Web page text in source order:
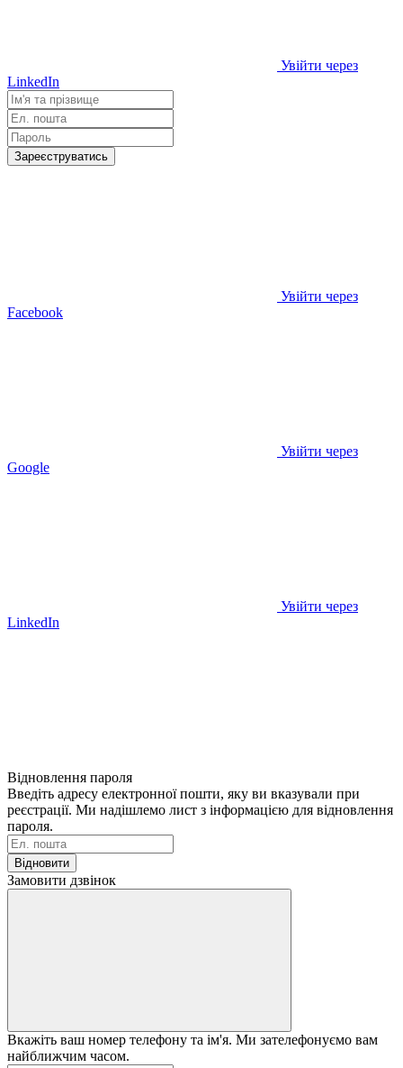
Увійти через
LinkedIn
Зареєструватись
Увійти через
Facebook
Увійти через
Google
Увійти через
LinkedIn
Відновлення пароля
Введіть адресу електронної пошти, яку ви вказували при
реєстрації. Ми надішлемо лист з інформацією для відновлення
пароля.
Відновити
Замовити дзвінок
Вкажіть ваш номер телефону та ім'я. Ми зателефонуємо вам
найближчим часом.